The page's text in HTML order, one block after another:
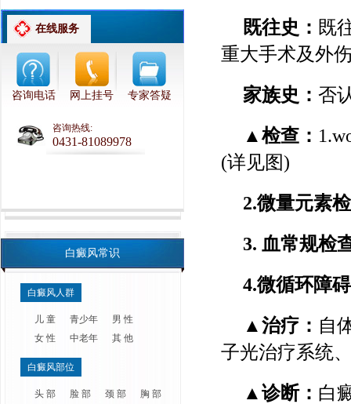
既往史： 既
重大手术及外
家族史： 否
▲检查：
(详见图)
2.微量元素
3. 血常规检
4.微循环障
▲治疗： 自
子光治疗系统
▲诊断： 白
在线服务
咨询电话 网上挂号 专家答疑
咨询热线:
0431-81089978
白癜风常识
白癜风人群
儿 童 青少年
男 性
女 性
中老年 其 他
白癜风部位
头 部 脸 部 颈 部
胸 部